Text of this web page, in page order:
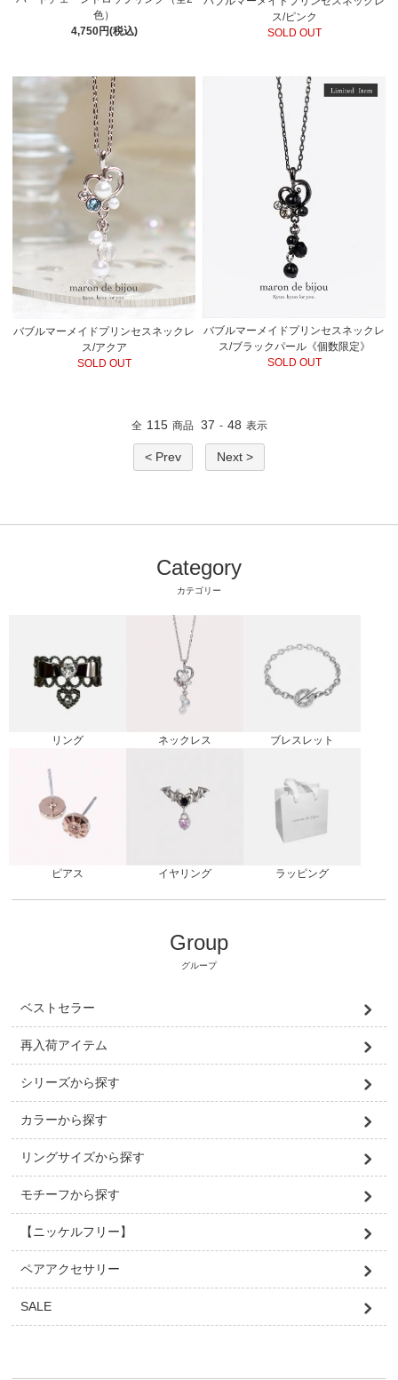
色）
4,750円(税込)
ス/ピンク
SOLD OUT
バブルマーメイドプリンセスネックレ
ス/アクア
SOLD OUT
バブルマーメイドプリンセスネックレ
ス/ブラックパール《個数限定》
SOLD OUT
全 115 商品 37 - 48 表示
< Prev Next >
Category
カテゴリー
リング ネックレス ブレスレット
ピアス イヤリング ラッピング
Group
グループ
ベストセラー
再入荷アイテム
シリーズから探す
カラーから探す
リングサイズから探す
モチーフから探す
【ニッケルフリー】
ペアアクセサリー
SALE